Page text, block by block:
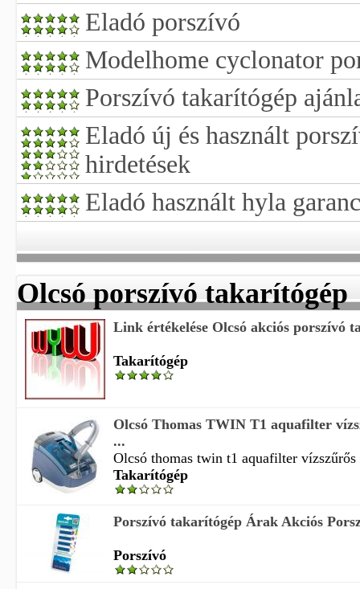
Eladó porszívó
Modelhome cyclonator
Porszívó takarítógép
Eladó új és használt
hirdetések
Eladó használt hyla
Olcsó porszívó takarítógép
Link értékelése Olcsó akciós porszívó
Takarítógép
Olcsó Thomas TWIN T1 aquafilter
...
Olcsó thomas twin t1 aquafilter
Takarítógép
Porszívó takarítógép Árak Akciós
Porszívó